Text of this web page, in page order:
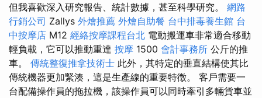
但我喜歡深入研究報告、統計數據，甚至科學研究。 網路
行銷公司 Zallys 外燴推薦 外燴自助餐 台中排毒養生館 台
中按摩店 M12 經絡按摩課程台北 電動搬運車非常適合移動
輕負載，它可以推動重達 按摩 1500 會計事務所 公斤的推
車。 傳統整復推拿技術士 此外，其特定的垂直結構使其比
傳統機器更加緊湊，這是生產線的重要特徵。 客戶需要一
台配備操作員的拖拉機，該操作員可以同時牽引多輛貨車並